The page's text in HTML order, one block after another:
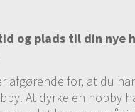
og plads til din nye
afgørende for, at du
At dyrke en hobby